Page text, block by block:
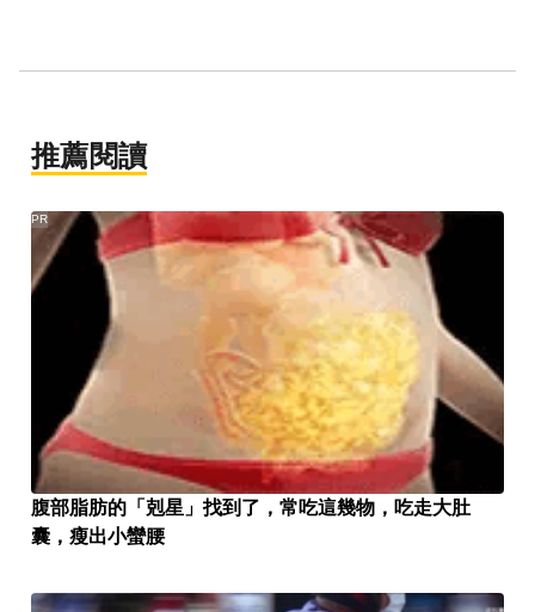
推薦閱讀
腹部脂肪的「剋星」找到了，常吃這幾物，吃走大肚
囊，瘦出小蠻腰
PR